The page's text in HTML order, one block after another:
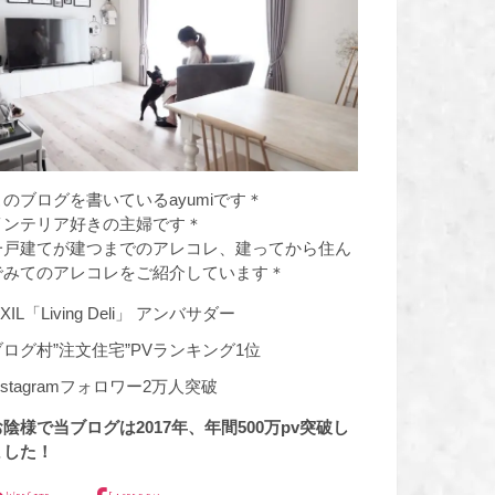
のブログを書いているayumiです＊
ンテリア好きの主婦です＊
戸建てが建つまでのアレコレ、建ってから住ん
みてのアレコレをご紹介しています＊
「Living Deli」 アンバサダー
グ村”注文住宅”PVランキング1位
フォロワー2万人突破
陰様で当ブログは2017年、年間500万pv突破し
た！